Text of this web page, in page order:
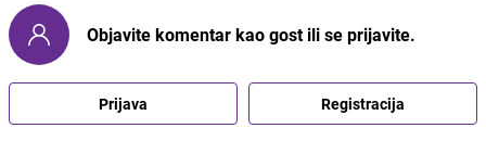
Objavite komentar kao gost ili se prijavite.
Prijava Registracija